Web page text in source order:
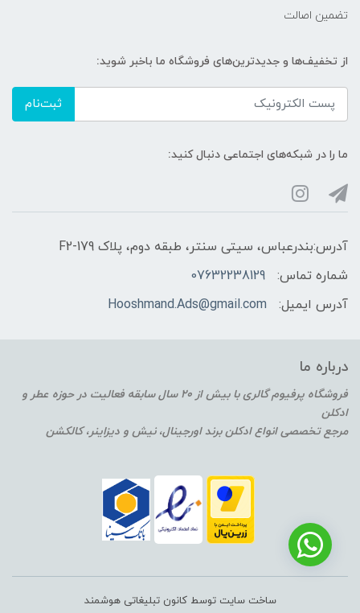
تضمین اصالت
از تخفیف‌ها و جدیدترین‌های فروشگاه ما باخبر شوید:
ثبت‌نام
ما را در شبکه‌های اجتماعی دنبال کنید:
آدرس:بندرعباس، سیتی سنتر، طبقه دوم، پلاک F2-179
شماره تماس:
07632238129
آدرس ایمیل:
Hooshmand.Ads@gmail.com
درباره ما
فروشگاه پرفیوم گالری با بیش از 20 سال سابقه فعالیت در حوزه عطر و
ادکلن
مرجع تخصصی انواع ادکلن برند اورجینال، نیش و دیزاینر، کالکشن
ساخت سایت توسط کانون تبلیغاتی هوشمند